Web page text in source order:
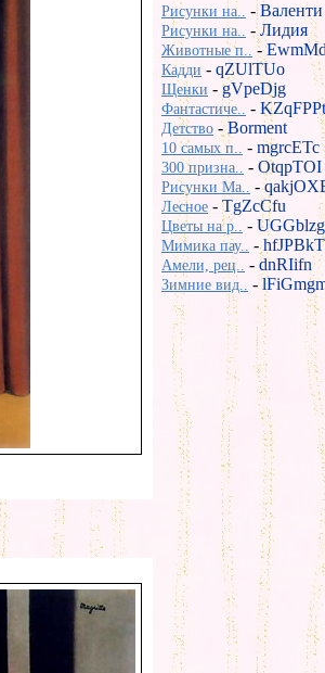
Рисунки на.. -Валенти
Рисунки на.. -Лидия
Животные п.. -
Кадди - qZUlTUo
Щенки - gVpeDjg
Фантастиче.. - KZqFPPt
Детство -Borment
10 самых п.. - mgrcETc
300 призна.. - OtqpTOI
Рисунки Ma.. -
Лесное - TgZcCfu
Цветы на р.. - UGGblzg
Мимика пау.. -hfJPBkT
Амели, рец.. - dnRIifn
Зимние вид.. -